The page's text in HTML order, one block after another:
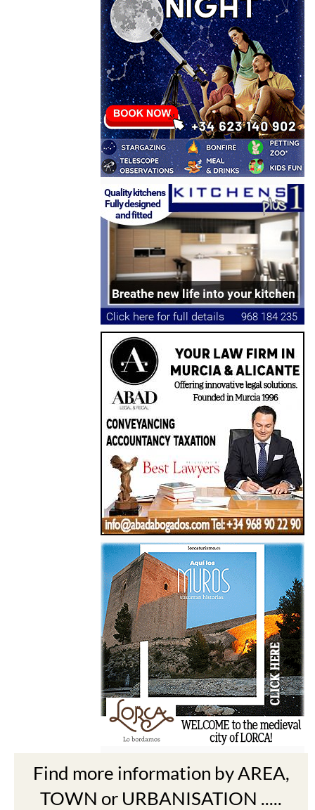
Find more information by AREA,
TOWN or URBANISATION .....